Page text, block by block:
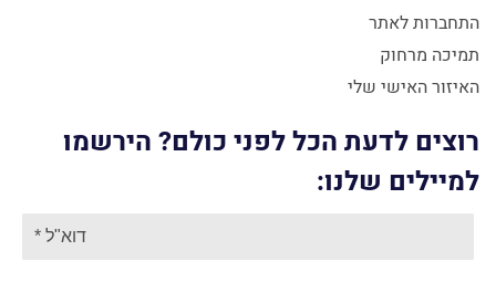
התחברות לאתר
תמיכה מרחוק
האיזור האישי שלי
רוצים לדעת הכל לפני כולם? הירשמו
למיילים שלנו: